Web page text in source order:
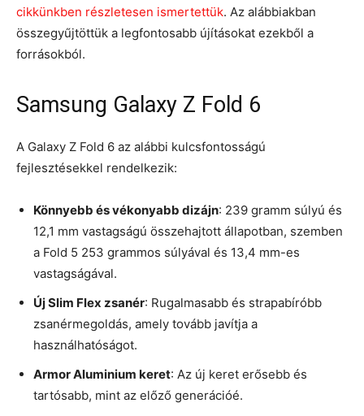
cikkünkben részletesen ismertettük. Az alábbiakban
összegyűjtöttük a legfontosabb újításokat ezekből a
forrásokból.
Samsung Galaxy Z Fold 6
A Galaxy Z Fold 6 az alábbi kulcsfontosságú
fejlesztésekkel rendelkezik:
Könnyebb és vékonyabb dizájn: 239 gramm súlyú és
12,1 mm vastagságú összehajtott állapotban, szemben
a Fold 5 253 grammos súlyával és 13,4 mm-es
vastagságával.
Új Slim Flex zsanér: Rugalmasabb és strapabíróbb
zsanérmegoldás, amely tovább javítja a
használhatóságot.
Armor Aluminium keret: Az új keret erősebb és
tartósabb, mint az előző generációé.